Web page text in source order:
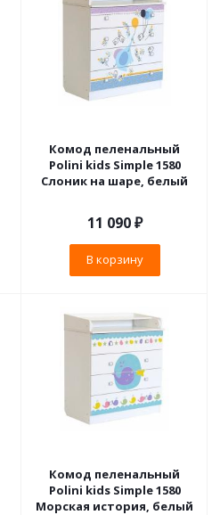
Комод пеленальный
Polini kids Simple 1580
Слоник на шаре, белый
11 090₽
В корзину
Комод пеленальный
Polini kids Simple 1580
Морская история, белый